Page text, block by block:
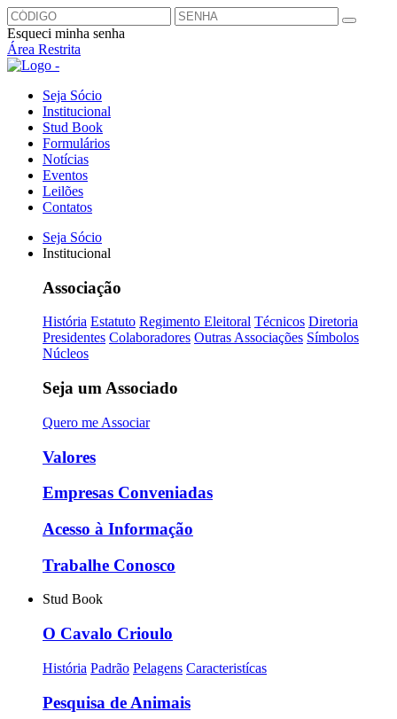
Esqueci minha senha
Área Restrita
Seja Sócio
Institucional
Stud Book
Formulários
Notícias
Eventos
Leilões
Contatos
Seja Sócio
Institucional
Associação
História Estatuto Regimento Eleitoral Técnicos Diretoria
Presidentes Colaboradores Outras Associações Símbolos
Núcleos
Seja um Associado
Quero me Associar
Valores
Empresas Conveniadas
Acesso à Informação
Trabalhe Conosco
Stud Book
O Cavalo Crioulo
História Padrão Pelagens Caracteristícas
Pesquisa de Animais